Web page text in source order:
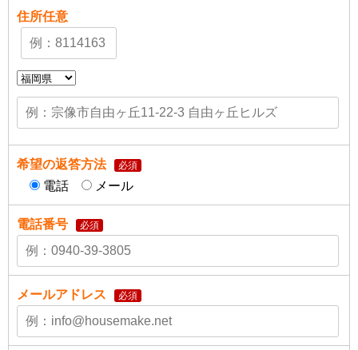
住所任意
希望の返答方法 必須
電話 メール
電話番号 必須
メールアドレス 必須